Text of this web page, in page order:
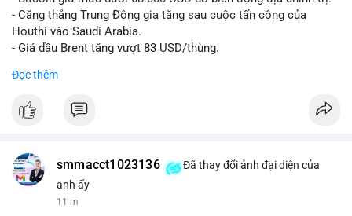
- Căng thẳng Trung Đông gia tăng sau cuộc tấn công của
Houthi vào Saudi Arabia.
- Giá dầu Brent tăng vượt 83 USD/thùng.
#bitcoin
$btc
📰 Nguồn: CoinDesk
Đọc thêm
smmacct1023136
Đã thay đổi ảnh đại diện của
anh ấy
11 m